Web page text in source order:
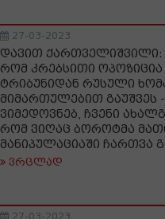
27-03-2023
დავით ქართველიშვილი:
რომ კრებსითი
ტრიბუნიდან რუსული
მიმართულებით გაუშვეს
ვიმედოვნებ, ჩვენი
რომ ვიღაც ბოროტმა
მანიპულაციაში ჩართვა
ვრცლად
27-03-2023